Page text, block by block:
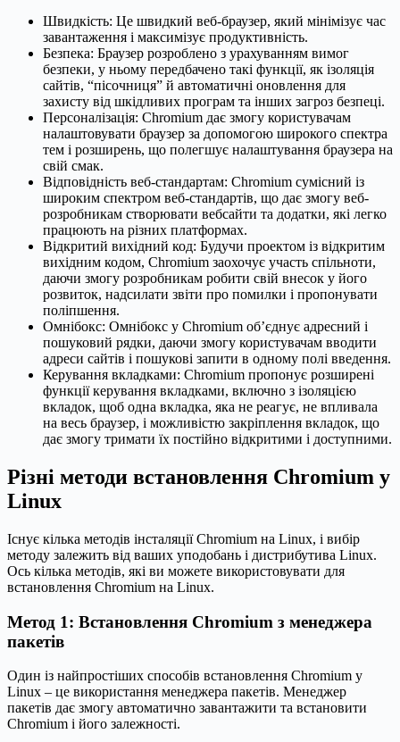
Швидкість: Це швидкий веб-браузер, який мінімізує час
завантаження і максимізує продуктивність.
Безпека: Браузер розроблено з урахуванням вимог
безпеки, у ньому передбачено такі функції, як ізоляція
сайтів, “пісочниця” й автоматичні оновлення для
захисту від шкідливих програм та інших загроз безпеці.
Персоналізація: Chromium дає змогу користувачам
налаштовувати браузер за допомогою широкого спектра
тем і розширень, що полегшує налаштування браузера на
свій смак.
Відповідність веб-стандартам: Chromium сумісний із
широким спектром веб-стандартів, що дає змогу веб-
розробникам створювати вебсайти та додатки, які легко
працюють на різних платформах.
Відкритий вихідний код: Будучи проектом із відкритим
вихідним кодом, Chromium заохочує участь спільноти,
даючи змогу розробникам робити свій внесок у його
розвиток, надсилати звіти про помилки і пропонувати
поліпшення.
Омнібокс: Омнібокс у Chromium об’єднує адресний і
пошуковий рядки, даючи змогу користувачам вводити
адреси сайтів і пошукові запити в одному полі введення.
Керування вкладками: Chromium пропонує розширені
функції керування вкладками, включно з ізоляцією
вкладок, щоб одна вкладка, яка не реагує, не впливала
на весь браузер, і можливістю закріплення вкладок, що
дає змогу тримати їх постійно відкритими і доступними.
Різні методи встановлення Chromium у
Linux
Існує кілька методів інсталяції Chromium на Linux, і вибір
методу залежить від ваших уподобань і дистрибутива Linux.
Ось кілька методів, які ви можете використовувати для
встановлення Chromium на Linux.
Метод 1: Встановлення Chromium з менеджера
пакетів
Один із найпростіших способів встановлення Chromium у
Linux – це використання менеджера пакетів. Менеджер
пакетів дає змогу автоматично завантажити та встановити
Chromium і його залежності.